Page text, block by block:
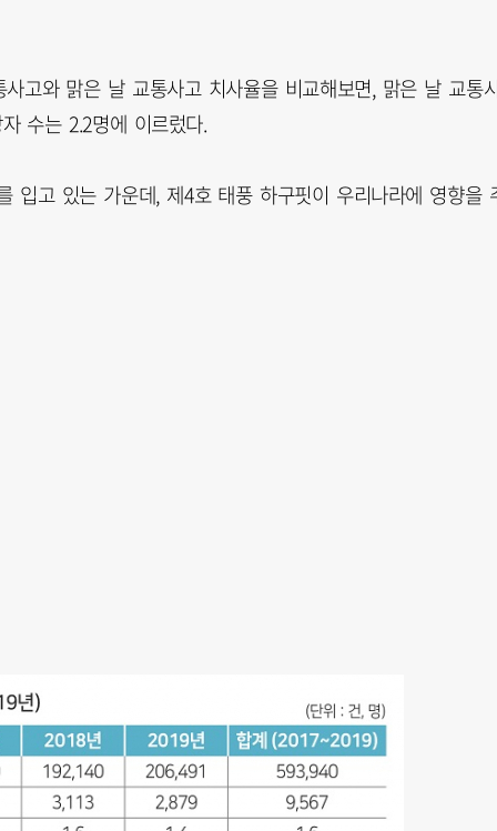
고와 맑은 날 교통사고 치사율을 비교해보면, 맑은 날 교통
수는 2.2명에 이르렀다.
입고 있는 가운데, 제4호 태풍 하구핏이 우리나라에 영향을